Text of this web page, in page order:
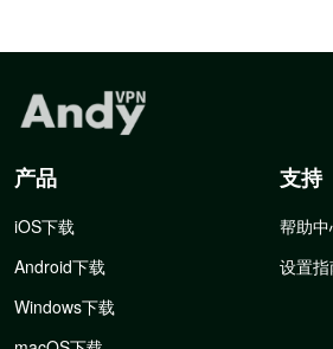
产品
iOS下载
Android下载
Windows下载
支持
帮助
设置